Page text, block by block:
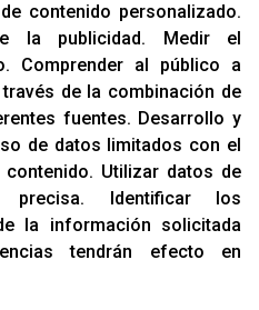
contenido personalizado.
la publicidad. Medir el
. Comprender al público a
de la combinación de
fuentes. Desarrollo y
de datos limitados con el
. Utilizar datos de
precisa. Identificar los
la información solicitada
tendrán efecto en